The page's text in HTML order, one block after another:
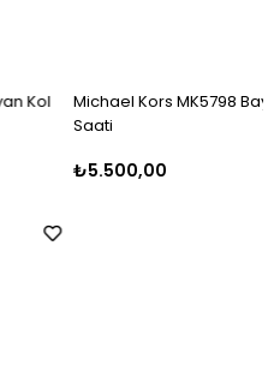
Michael Kors MK5798 Bayan Kol
₺5.500,00